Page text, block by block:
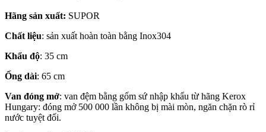
Hãng sản xuất: SUPOR
Chất liệu: sản xuất hoàn toàn bằng Inox304
Khẩu độ: 35 cm
Ống dài: 65 cm
Van đóng mở: van đệm bằng gốm sứ nhập khẩu từ hãng Kerox
Hungary: đóng mở 500 000 lần không bị mài mòn, ngăn chặn rò rỉ
nước tuyệt đối.